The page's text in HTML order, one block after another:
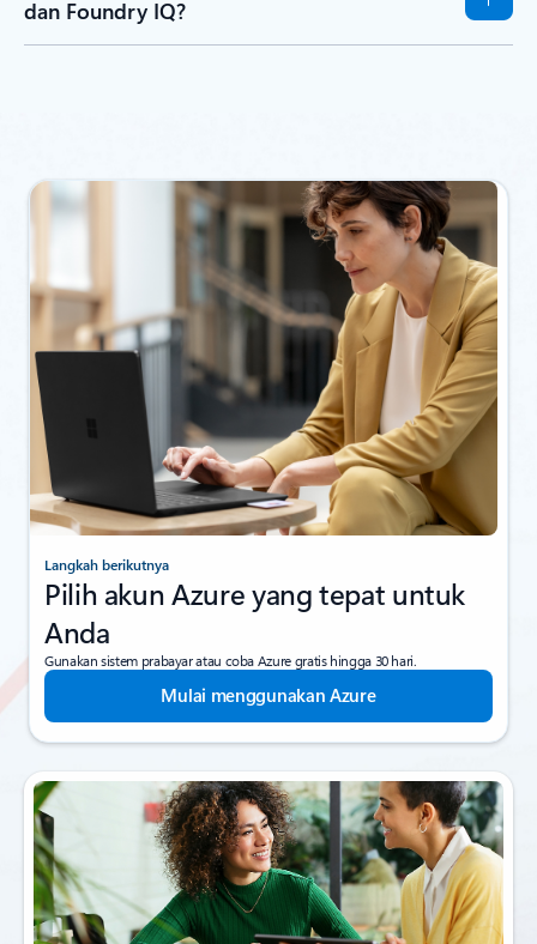
dan Foundry IQ?
Langkah berikutnya
Pilih akun Azure yang tepat untuk
Anda
Gunakan sistem prabayar atau coba Azure gratis hingga 30 hari.
Mulai menggunakan Azure